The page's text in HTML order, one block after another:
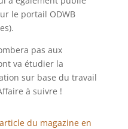
le portail ODWB
pas aux
va étudier la
sur base du travail
à suivre !
du magazine en